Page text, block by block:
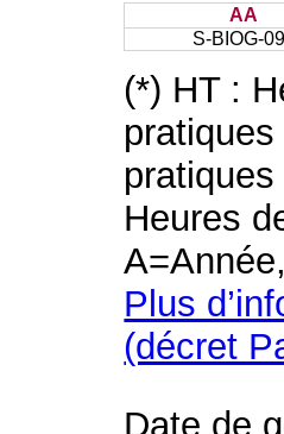
AA
S-BIOG-
(*) HT :
Heures
Plus
(décret
Date de